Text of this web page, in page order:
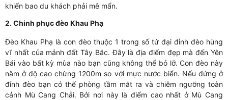
khiến bao du khách phải mê mẩn.
2. Chinh phục đèo Khau Phạ
Đèo Khau Phạ là con đèo thuộc 1 trong số tứ đại đỉnh đèo hùng
vĩ nhất của mảnh đất Tây Bắc. Đây là địa điểm đẹp mà đến Yên
Bái vào bất kỳ mùa nào bạn cũng không thể bỏ lỡ. Con đèo này
nằm ở độ cao chừng 1200m so với mực nước biển. Nếu đứng ở
đỉnh đèo bạn có thể phòng tầm mắt ra và chiêm ngưỡng toàn
cảnh Mù Cang Chải. Bởi nơi này là điểm cao nhất ở Mù Cang